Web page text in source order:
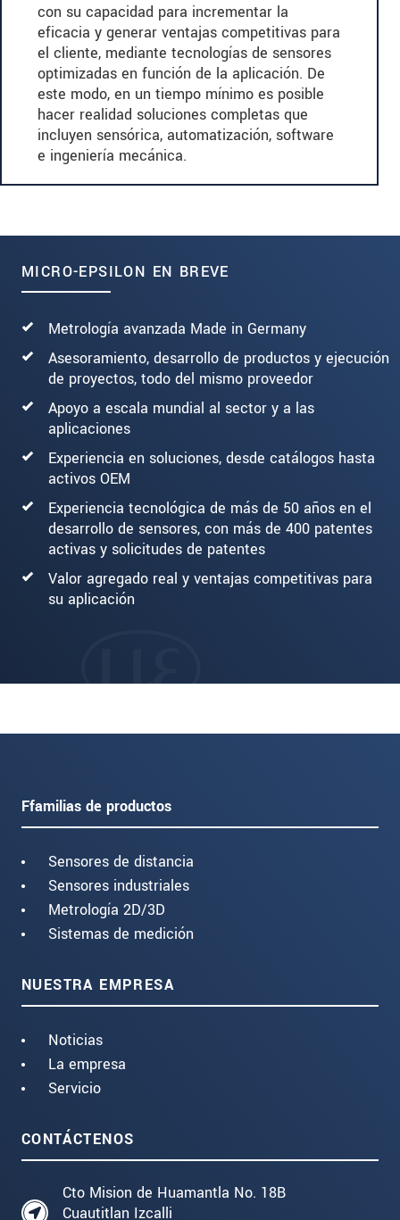
con su capacidad para incrementar la
eficacia y generar ventajas competitivas para
el cliente, mediante tecnologías de sensores
optimizadas en función de la aplicación. De
este modo, en un tiempo mínimo es posible
hacer realidad soluciones completas que
incluyen sensórica, automatización, software
e ingeniería mecánica.
MICRO-EPSILON EN BREVE
Metrología avanzada Made in Germany
Asesoramiento, desarrollo de productos y ejecución
de proyectos, todo del mismo proveedor
Apoyo a escala mundial al sector y a las
aplicaciones
Experiencia en soluciones, desde catálogos hasta
activos OEM
Experiencia tecnológica de más de 50 años en el
desarrollo de sensores, con más de 400 patentes
activas y solicitudes de patentes
Valor agregado real y ventajas competitivas para
su aplicación
Ffamilias de productos
Sensores de distancia
Sensores industriales
Metrología 2D/3D
Sistemas de medición
NUESTRA EMPRESA
Noticias
La empresa
Servicio
CONTÁCTENOS
Cto Mision de Huamantla No. 18B
Cuautitlan Izcalli